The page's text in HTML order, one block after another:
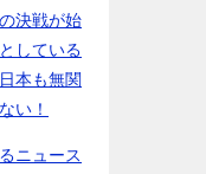
決戦が始
している
本も無関
い！
ニュース